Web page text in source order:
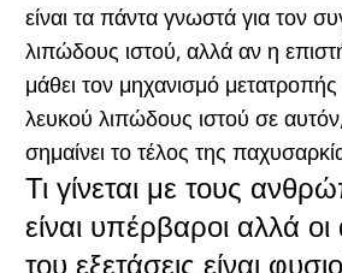
είναι τα πάντα γνωστά για τον
λιπώδους ιστού, αλλά αν η
μάθει τον μηχανισμό
λευκού λιπώδους ιστού σε
σημαίνει το τέλος της
Τι γίνεται με τους
είναι υπέρβαροι αλλά οι
του εξετάσεις είναι